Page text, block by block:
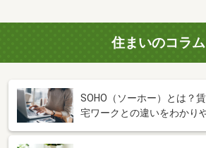
住まいのコラム
SOHO（ソーホー）とは？
宅ワークとの違いをわかり